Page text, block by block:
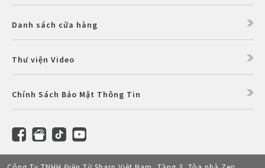
Danh sách cửa hàng
Thư viện Video
Chính Sách Bảo Mật Thông Tin